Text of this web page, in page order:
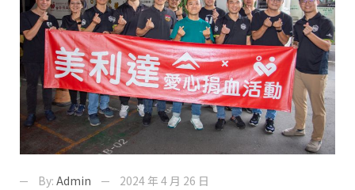
By: Admin 2024 年 4 月 26 日